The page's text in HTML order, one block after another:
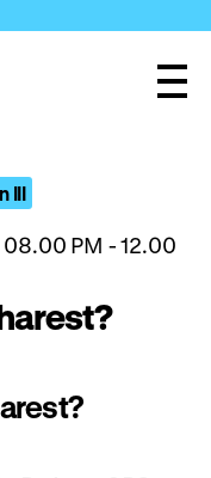
III
08.00 PM - 12.00